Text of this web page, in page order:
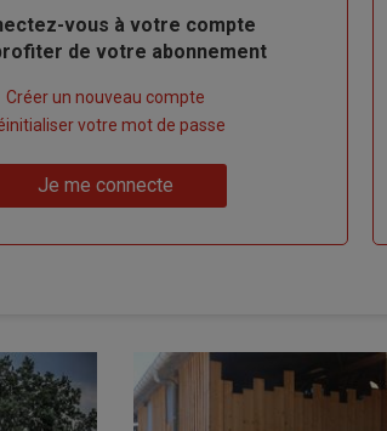
vous à votre compte
de votre abonnement
Créer un nouveau compte
votre mot de passe
Je me connecte